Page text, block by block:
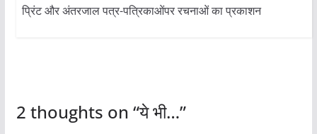
प्रिंट और अंतरजाल पत्र-पत्रिकाओंपर रचनाओं का प्रकाशन
2 thoughts on “ये भी…”